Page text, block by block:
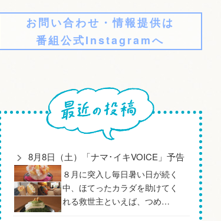
お問い合わせ・情報提供は
番組公式Instagramへ
8月8日（土）「ナマ･イキVOICE」予告
８月に突入し毎日暑い日が続く
中、ほてったカラダを助けてく
れる救世主といえば、つめ…